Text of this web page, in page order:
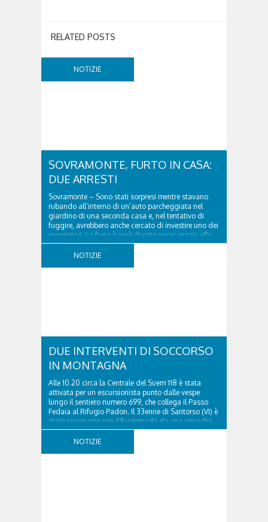
RELATED POSTS
NOTIZIE
SOVRAMONTE, FURTO IN CASA:
DUE ARRESTI
Sovramonte – Sono stati sorpresi mentre stavano
rubando all’interno di un’auto parcheggiata nel
giardino di una seconda casa e, nel tentativo di
fuggire, avrebbero anche cercato di investire uno dei
proprietari. La fuga è però durata poco: grazie alla
tempestiva chiamata al 112 e all’intervento...
NOTIZIE
DUE INTERVENTI DI SOCCORSO
IN MONTAGNA
Alle 10.20 circa la Centrale del Suem 118 è stata
attivata per un escursionista punto dalle vespe
lungo il sentiero numero 699, che collega il Passo
Fedaia al Rifugio Padon. Il 33enne di Santorso (VI) è
stato raggiunto con il fuoristrada da una squadra
del Soccorso alpino della Val Pettorina...
NOTIZIE